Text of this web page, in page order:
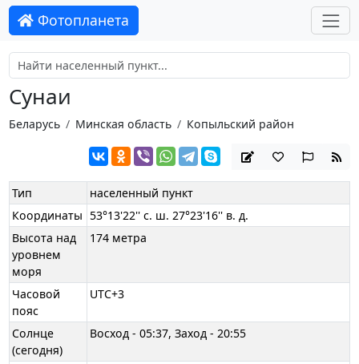
Фотопланета
Сунаи
Беларусь Минская область Копыльский район
Тип
населенный пункт
Координаты 53°13'22'' с. ш. 27°23'16'' в. д.
Высота над
уровнем
моря
174 метра
Часовой
пояс
UTC+3
Солнце
(сегодня)
Восход - 05:37, Заход - 20:55